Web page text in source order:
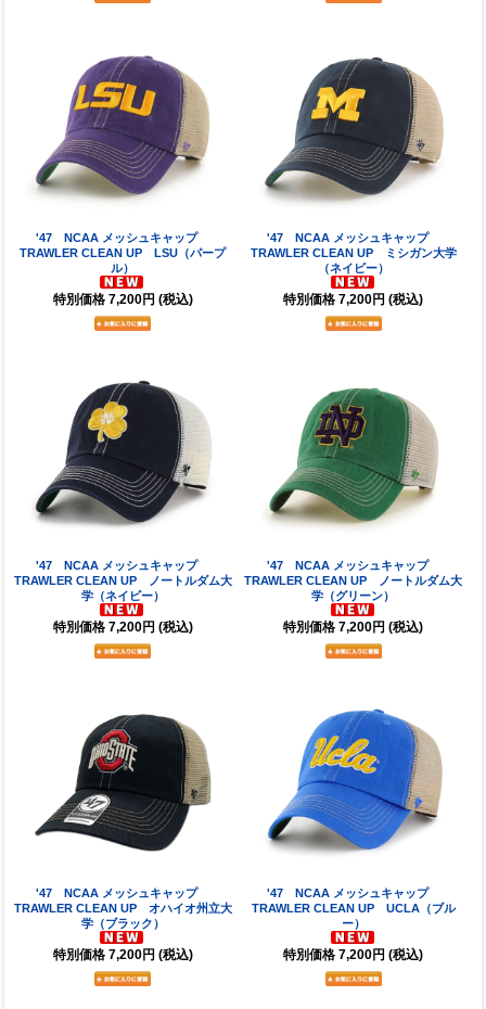
'47 NCAA メッシュキャップ
TRAWLER CLEAN UP LSU（パープ
ル）
特別価格 7,200円 (税込)
'47 NCAA メッシュキャップ
TRAWLER CLEAN UP ミシガン大学
（ネイビー）
特別価格 7,200円 (税込)
'47 NCAA メッシュキャップ
TRAWLER CLEAN UP ノートルダム大
学（ネイビー）
特別価格 7,200円 (税込)
'47 NCAA メッシュキャップ
TRAWLER CLEAN UP ノートルダム大
学（グリーン）
特別価格 7,200円 (税込)
'47 NCAA メッシュキャップ
TRAWLER CLEAN UP オハイオ州立大
学（ブラック）
特別価格 7,200円 (税込)
'47 NCAA メッシュキャップ
TRAWLER CLEAN UP UCLA（ブル
ー）
特別価格 7,200円 (税込)